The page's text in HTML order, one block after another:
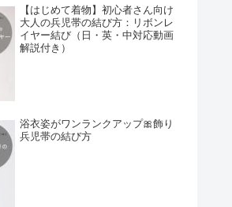
【はじめて着物】初心者さん向け
大人の兵児帯の結び方：リボンレ
イヤー結び（日・英・中対応動画
解説付き）
浴衣姿がワンランクアップ🎀飾り
兵児帯の結び方